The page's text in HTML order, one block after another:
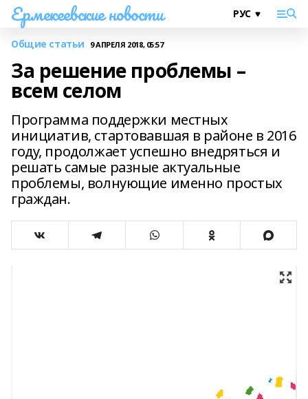
Ермекеевские новости
Общие статьи 9 АПРЕЛЯ 2018, 05:57
За решение проблемы –
всем селом
Программа поддержки местных
инициатив, стартовавшая в районе в 2016
году, продолжает успешно внедряться и
решать самые разные актуальные
проблемы, волнующие именно простых
граждан.